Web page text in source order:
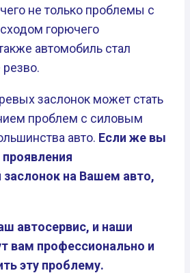
не только проблемы с
горючего
автомобиль стал
резво.
заслонок может стать
проблем с силовым
авто. Если же вы
заслонок на Вашем авто,
автосервис, и наши
вам профессионально и
эту проблему.